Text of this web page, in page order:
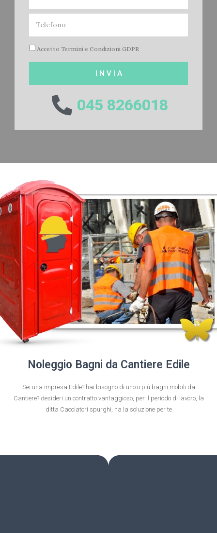
Accetto Termini e Condizioni GDPR
I N V I A
045 8266018
Noleggio Bagni da Cantiere Edile
Sei una impresa Edile? hai bisogno di uno o più bagni mobili da
Cantiere? desideri un contratto vantaggioso, per il periodo di lavoro, la
ditta Cacciatori spurghi, ha la soluzione per te